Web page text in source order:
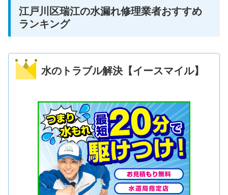
江戸川区瑞江の水漏れ修理業者おすすめ
ランキング
水のトラブル解決【イースマイル】